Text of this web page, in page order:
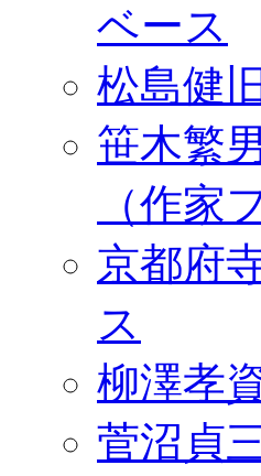
ベース
松島健
笹木繁
（作家
京都府
ス
柳澤孝
菅沼貞